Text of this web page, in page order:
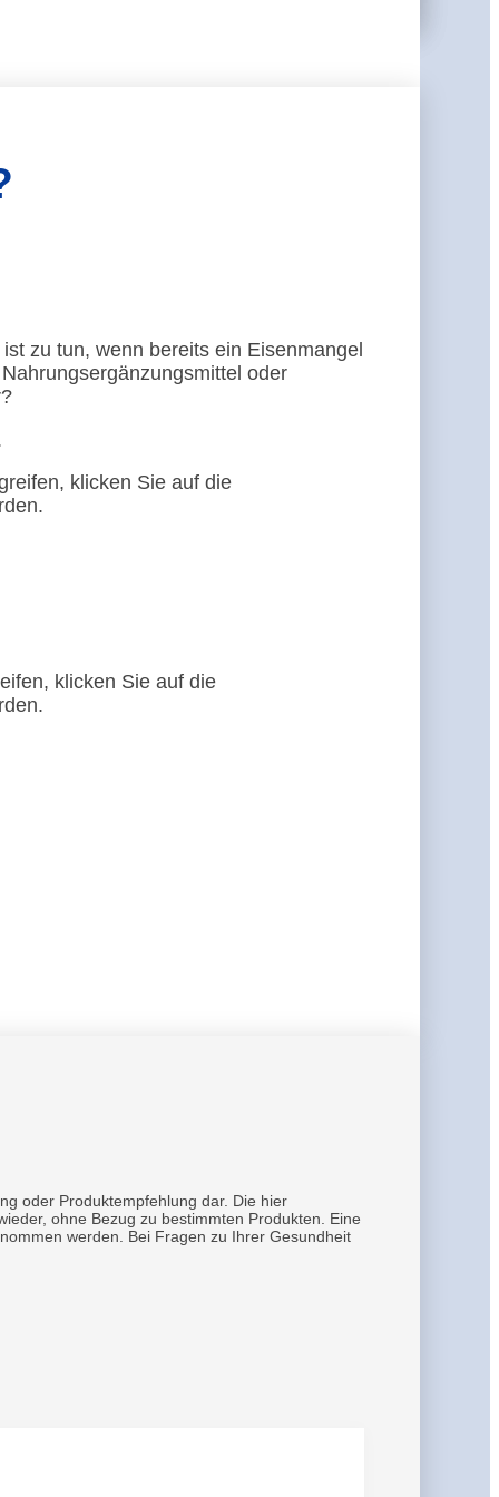
zu tun, wenn bereits ein Eisenmangel
oder
klicken Sie auf die
klicken Sie auf die
oder Produktempfehlung dar. Die hier
ohne Bezug zu bestimmten Produkten. Eine
werden. Bei Fragen zu Ihrer Gesundheit